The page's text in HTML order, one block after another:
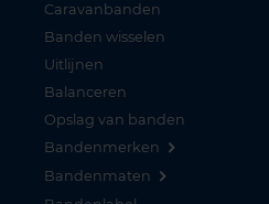
Caravanbanden
Banden wisselen
Uitlijnen
Balanceren
Opslag van banden
Bandenmerken
Bandenmaten